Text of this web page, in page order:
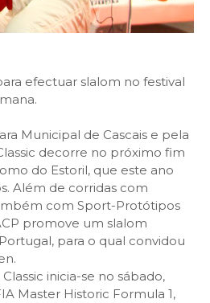
efectuar slalom no festival
Municipal de Cascais e pela
decorre no próximo fim
do Estoril, que este ano
Além de corridas com
com Sport-Protótipos
promove um slalom
para o qual convidou
inicia-se no sábado,
Master Historic Formula 1,